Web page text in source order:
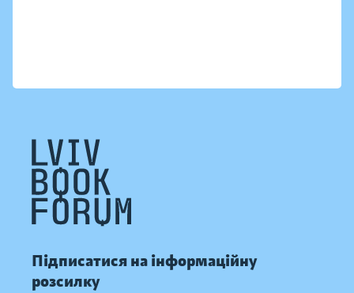
Підписатися на інформаційну
розсилку